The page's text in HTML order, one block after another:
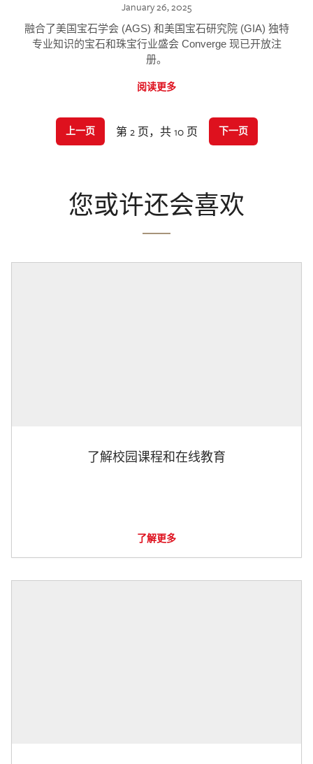
January 26, 2025
融合了美国宝石学会 (AGS) 和美国宝石研究院 (GIA) 独特
专业知识的宝石和珠宝行业盛会 Converge 现已开放注
册。
阅读更多
上一页 第 2 页，共 10 页 下一页
您或许还会喜欢
了解校园课程和在线教育
了解更多